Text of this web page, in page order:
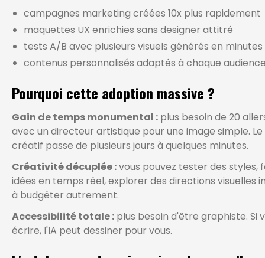
campagnes marketing créées 10x plus rapidement
maquettes UX enrichies sans designer attitré
tests A/B avec plusieurs visuels générés en minutes
contenus personnalisés adaptés à chaque
Pourquoi cette adoption massive ?
Gain de temps monumental : plus besoin de 20
avec un directeur artistique pour une image simple.
créatif passe de plusieurs jours à quelques minutes.
Créativité décuplée :vous pouvez tester des styles,
idées en temps réel, explorer des directions visuelles
à budgéter autrement.
Accessibilité totale : plus besoin d'être graphiste. Si
écrire, l'IA peut dessiner pour vous.